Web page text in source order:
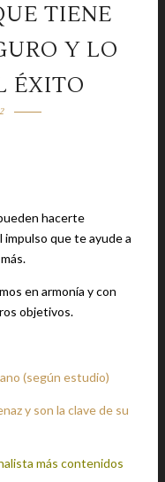
TIENE
Y LO
ÉXITO
hacerte
que te ayude a
en armonía y con
objetivos.
(según estudio)
y son la clave de su
más contenidos